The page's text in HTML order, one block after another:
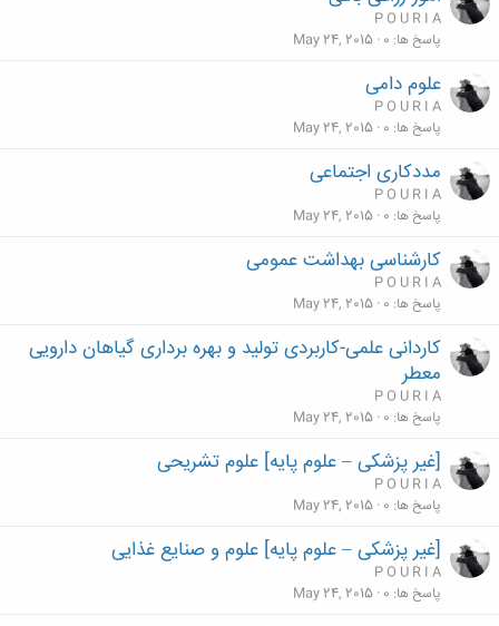
P O U R I A
پاسخ ها 0
May 24, 2015
علوم دامی
P O U R I A
پاسخ ها 0
May 24, 2015
مددکاری اجتماعی
P O U R I A
پاسخ ها 0
May 24, 2015
کارشناسی بهداشت عمومی
P O U R I A
پاسخ ها 0
May 24, 2015
کاردانی علمی-کاربردی تولید و بهره برداری گیاهان دارویی
معطر
P O U R I A
پاسخ ها 0
May 24, 2015
[غیر پزشکی – علوم پایه] علوم تشریحی
P O U R I A
پاسخ ها 0
May 24, 2015
[غیر پزشکی – علوم پایه] علوم و صنایع غذایی
P O U R I A
پاسخ ها 0
May 24, 2015